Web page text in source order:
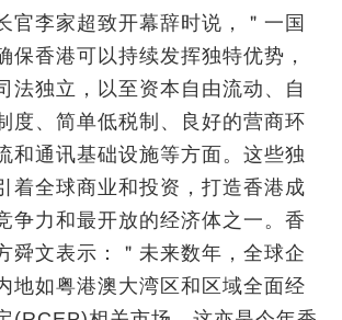
官李家超致开幕辞时说，＂一国
保香港可以持续发挥独特优势，
法独立，以至资本自由流动、自
度、简单低税制、良好的营商环
和通讯基础设施等方面。这些独
着全球商业和投资，打造香港成
争力和最开放的经济体之一。香
舜文表示：＂未来数年，全球企
地如粤港澳大湾区和区域全面经